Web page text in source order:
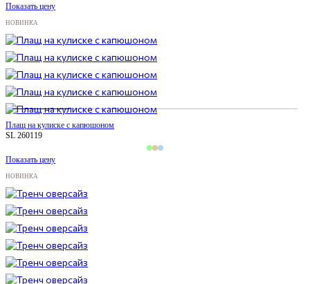
Показать цену
НОВИНКА
Плащ на кулиске с капюшоном
SL 260119
Показать цену
НОВИНКА